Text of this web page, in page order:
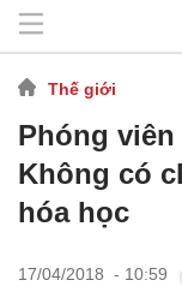
Thế giới
Phóng viên
Không có
hóa học
17/04/2018 - 10:59